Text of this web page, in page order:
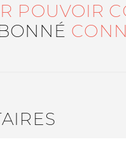
POUVOIR